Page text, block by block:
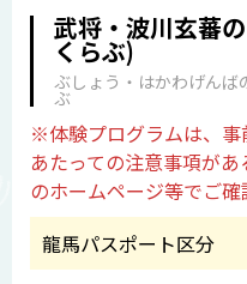
武将・波川玄蕃
くらぶ)
ぶしょう・はかわげんば
ぶ
※体験プログラムは、事
あたっての注意事項が
のホームページ等でご確
龍馬パスポート区分